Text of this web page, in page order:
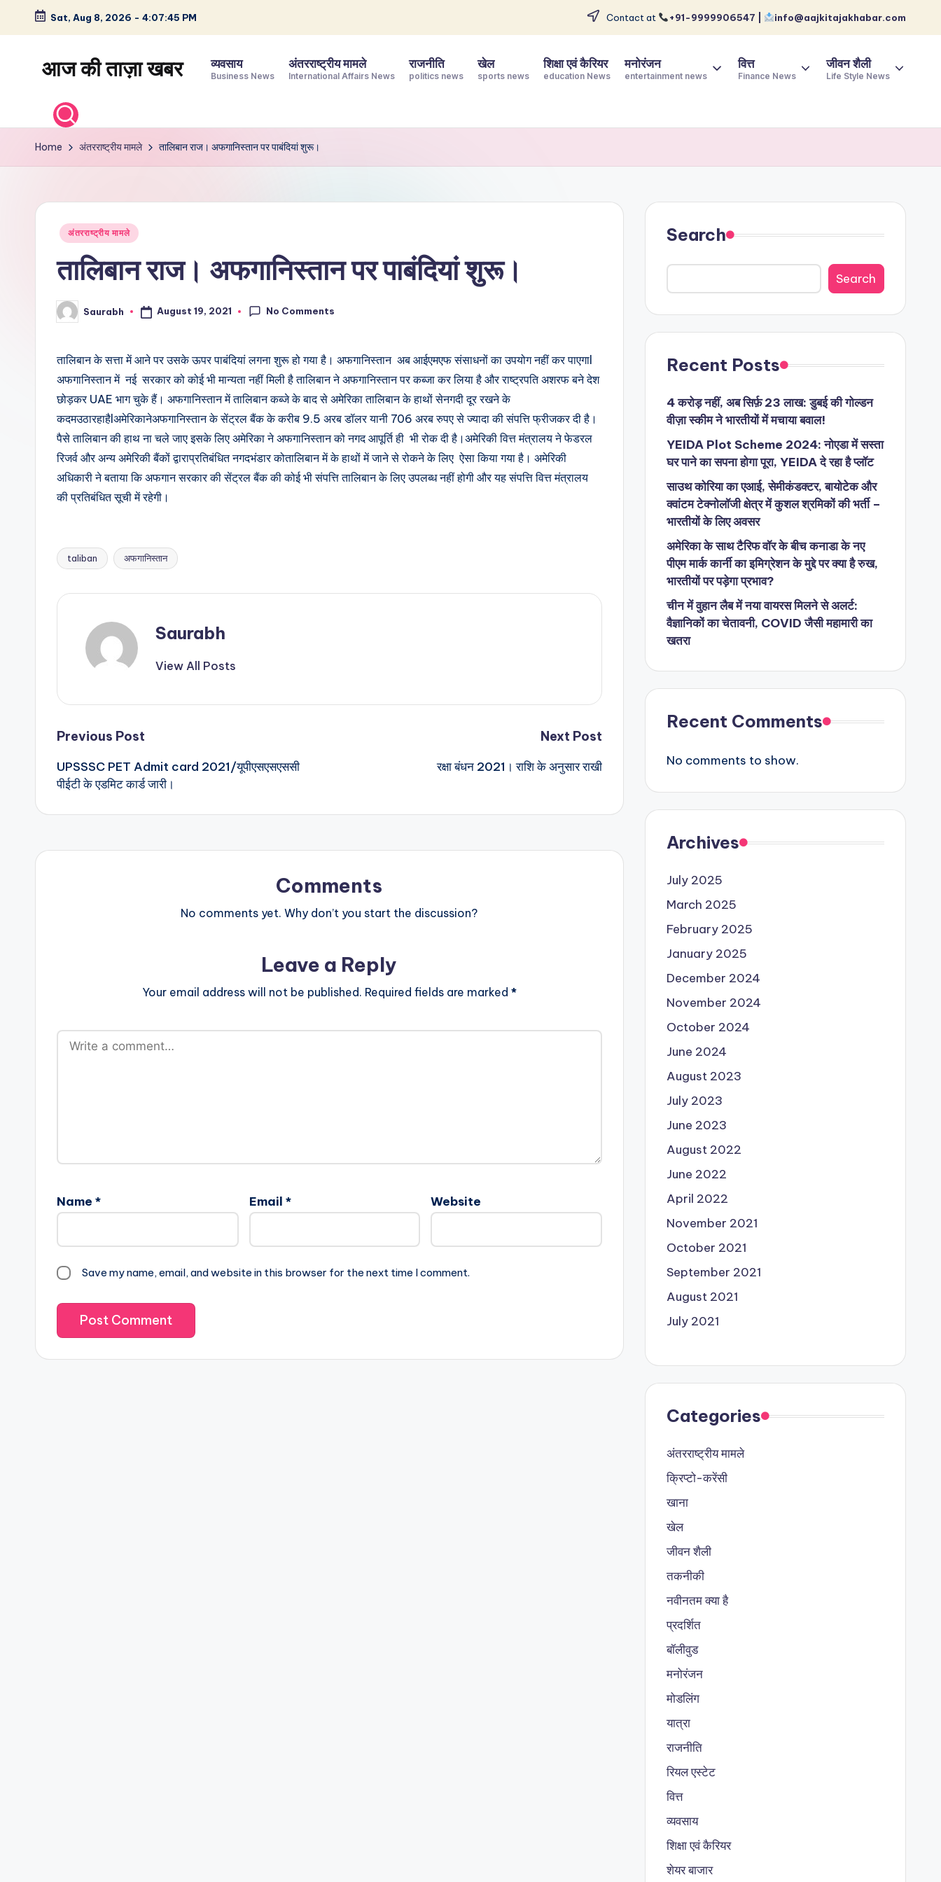
Skip
content
Sat, Aug 8, 2026 - 4:07:46 PM Contact at +91-9999906547 | info@aajkitajakhabar.com
आज की ताज़ा खबर
खेल,
व्यापार
विश्व
व्यवसाय
Business News
अंतरराष्ट्रीय मामले
International Affairs News
राजनीति
politics news
खेल
sports news
शिक्षा एवं कैरियर
education News
मनोरंजन
entertainment news
वित्त
Finance News
जीवन शैली
Life Style News
Home अंतरराष्ट्रीय मामले तालिबान राज। अफगानिस्तान पर पाबंदियां शुरू।
Posted
अंतरराष्ट्रीय मामले
तालिबान राज। अफगानिस्तान पर पाबंदियां शुरू।
Posted
by
Saurabh August 19, 2021 No Comments
तालिबान के सत्ता में आने पर उसके ऊपर पाबंदियां लगना शुरू हो गया है। अफगानिस्तान अब आईएमएफ संसाधनों का उपयोग नहीं कर पाएगाl
अफगानिस्तान में नई सरकार को कोई भी मान्यता नहीं मिली है तालिबान ने अफगानिस्तान पर कब्जा कर लिया है और राष्ट्रपति अशरफ बने देश
छोड़कर UAE भाग चुके हैं। अफगानिस्तान में तालिबान कब्जे के बाद से अमेरिका तालिबान के हाथों सेनगदी दूर रखने के
कदमउठारहाहैlअमेरिकानेअफगानिस्तान के सेंट्रल बैंक के करीब 9.5 अरब डॉलर यानी 706 अरब रुपए से ज्यादा की संपत्ति फ्रीजकर दी है।
पैसे तालिबान की हाथ ना चले जाए इसके लिए अमेरिका ने अफगानिस्तान को नगद आपूर्ति ही भी रोक दी है।अमेरिकी वित्त मंत्रालय ने फेडरल
रिजर्व और अन्य अमेरिकी बैंकों द्वाराप्रतिबंधित नगदभंडार कोतालिबान में के हाथों में जाने से रोकने के लिए ऐसा किया गया है। अमेरिकी
अधिकारी ने बताया कि अफगान सरकार की सेंट्रल बैंक की कोई भी संपत्ति तालिबान के लिए उपलब्ध नहीं होगी और यह संपत्ति वित्त मंत्रालय
की प्रतिबंधित सूची में रहेगी।
Tags:
taliban अफगानिस्तान
Saurabh
View All Posts
Post
navigation
Previous Post
UPSSSC PET Admit card 2021/यूपीएसएसएससी
पीईटी के एडमिट कार्ड जारी।
Next Post
रक्षा बंधन 2021। राशि के अनुसार राखी
Comments
No comments yet. Why don’t you start the discussion?
Leave a Reply
Your email address will not be published. Required fields are marked *
Name * Email * Website
Save my name, email, and website in this browser for the next time I comment.
Search
Search
Recent Posts
4 करोड़ नहीं, अब सिर्फ़ 23 लाख: डुबई की गोल्डन
वीज़ा स्कीम ने भारतीयों में मचाया बवाल!
YEIDA Plot Scheme 2024: नोएडा में सस्ता
घर पाने का सपना होगा पूरा, YEIDA दे रहा है प्लॉट
साउथ कोरिया का एआई, सेमीकंडक्टर, बायोटेक और
क्वांटम टेक्नोलॉजी क्षेत्र में कुशल श्रमिकों की भर्ती –
भारतीयों के लिए अवसर
अमेरिका के साथ टैरिफ वॉर के बीच कनाडा के नए
पीएम मार्क कार्नी का इमिग्रेशन के मुद्दे पर क्या है रुख,
भारतीयों पर पड़ेगा प्रभाव?
चीन में वुहान लैब में नया वायरस मिलने से अलर्ट:
वैज्ञानिकों का चेतावनी, COVID जैसी महामारी का
खतरा
Recent Comments
No comments to show.
Archives
July 2025
March 2025
February 2025
January 2025
December 2024
November 2024
October 2024
June 2024
August 2023
July 2023
June 2023
August 2022
June 2022
April 2022
November 2021
October 2021
September 2021
August 2021
July 2021
Categories
अंतरराष्ट्रीय मामले
क्रिप्टो-करेंसी
खाना
खेल
जीवन शैली
तकनीकी
नवीनतम क्या है
प्रदर्शित
बॉलीवुड
मनोरंजन
मोडलिंग
यात्रा
राजनीति
रियल एस्टेट
वित्त
व्यवसाय
शिक्षा एवं कैरियर
शेयर बाजार